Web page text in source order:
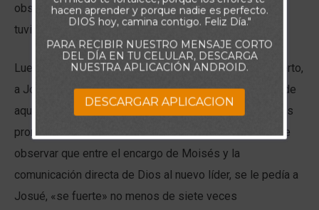
obstáculos de esta nueva tierra. Sólo Caleb y Josué
tuvieron la fe de creer a Dios.
Luego de eso, tras cuarenta años de vagar por el desierto,
a Josué se le encomienda la tarea de guiar a los hijos de
aquellos detractores para que tomaran la tierra que Dios
prometió hace mucho tiempo a Abraham. Es interesante
observar que entre el encargo de Moisés y la
comunicación directa de Dios al nuevo líder, se le pedía a
Josué, «se fuerte» no menos de siete veces
hacen aprender y porque nadie es perfecto.
DIOS hoy, camina contigo. Feliz Día."
PARA RECIBIR NUESTRO MENSAJE CORTO
DEL DÍA EN TU CELULAR, DESCARGA
NUESTRA APLICACIÓN ANDROID.
DESCARGAR APLICACION